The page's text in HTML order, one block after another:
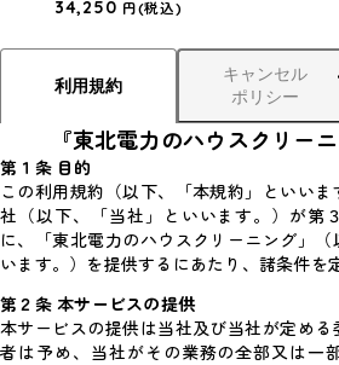
34,250 円(税込)
利用規約
キャンセル
ポリシー
『東北電力のハウスクリー
第１条 目的
この利用規約（以下、「本規約」といい
社（以下、「当社」といいます。）が第
に、「東北電力のハウスクリーニング」
います。）を提供するにあたり、諸条件を
第２条 本サービスの提供
本サービスの提供は当社及び当社が定め
者は予め、当社がその業務の全部又は一